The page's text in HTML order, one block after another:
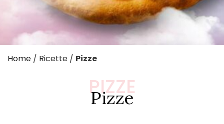
Home / Ricette / Pizze
PIZZE
Pizze